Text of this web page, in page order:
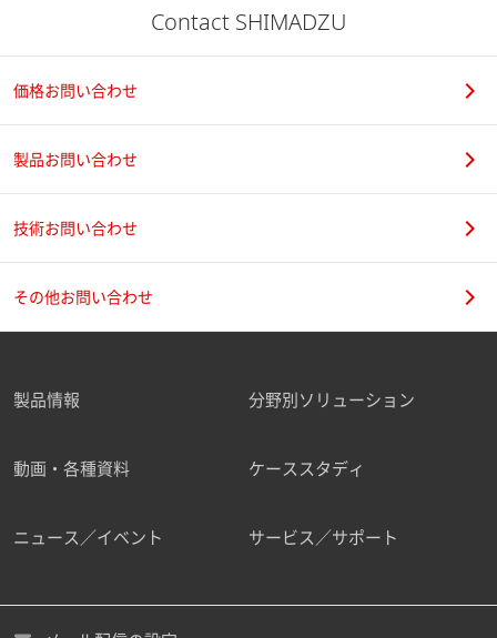
Contact SHIMADZU
価格お問い合わせ
製品お問い合わせ
技術お問い合わせ
その他お問い合わせ
製品情報 分野別ソリューション
動画・各種資料 ケーススタディ
ニュース／イベント サービス／サポート